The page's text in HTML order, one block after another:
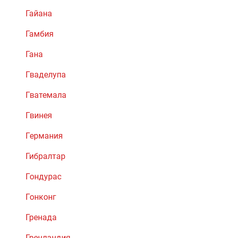
Гайана
Гамбия
Гана
Гваделупа
Гватемала
Гвинея
Германия
Гибралтар
Гондурас
Гонконг
Гренада